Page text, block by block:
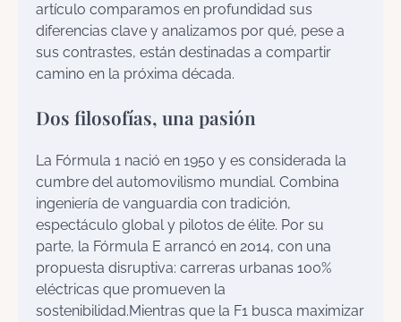
artículo comparamos en profundidad sus
diferencias clave y analizamos por qué, pese a
sus contrastes, están destinadas a compartir
camino en la próxima década.
Dos filosofías, una pasión
La Fórmula 1 nació en 1950 y es considerada la
cumbre del automovilismo mundial. Combina
ingeniería de vanguardia con tradición,
espectáculo global y pilotos de élite. Por su
parte, la Fórmula E arrancó en 2014, con una
propuesta disruptiva: carreras urbanas 100%
eléctricas que promueven la
sostenibilidad.Mientras que la F1 busca maximizar